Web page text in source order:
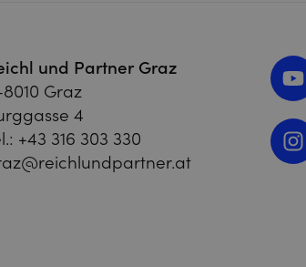
und Partner Graz
Graz
4
+43 316 303 330